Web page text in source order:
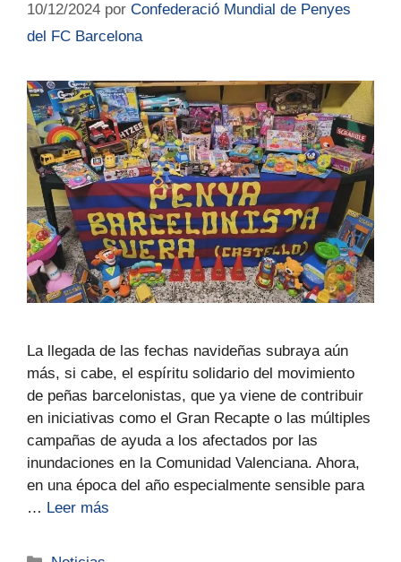
10/12/2024 por Confederació Mundial de Penyes
del FC Barcelona
La llegada de las fechas navideñas subraya aún
más, si cabe, el espíritu solidario del movimiento
de peñas barcelonistas, que ya viene de contribuir
en iniciativas como el Gran Recapte o las múltiples
campañas de ayuda a los afectados por las
inundaciones en la Comunidad Valenciana. Ahora,
en una época del año especialmente sensible para
… Leer más